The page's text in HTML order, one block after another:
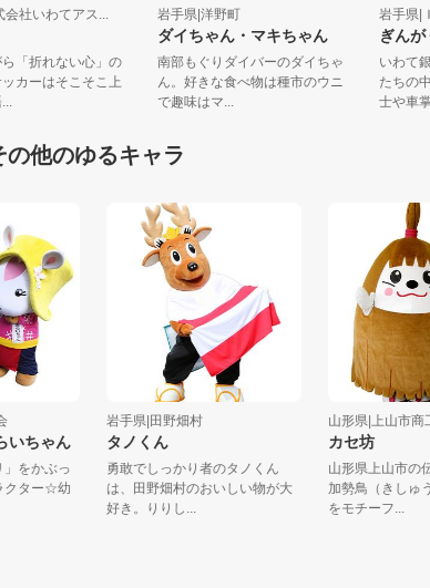
株式会社いわてアス...
がら「折れない心」の
サッカーはそこそこ上
語...
岩手県|洋野町
ダイちゃん・マキちゃん
南部もぐりダイバーのダイちゃ
ん。好きな食べ物は種市のウニ
で趣味はマ...
岩
ぎ
い
た
士
他のゆるキャラ
ゃん
かぶっ
ー☆幼
岩手県|田野畑村
タノくん
勇敢でしっかり者のタノくん
は、田野畑村のおいしい物が大
好き。りりし...
山形県|上山市商工会
カセ坊
山形県上山市の伝統
加勢鳥（きしゅうか
をモチーフ...